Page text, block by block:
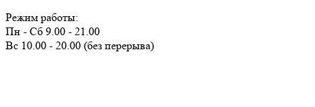
Режим работы:
Пн - Сб 9.00 - 21.00
Вс 10.00 - 20.00 (без перерыва)